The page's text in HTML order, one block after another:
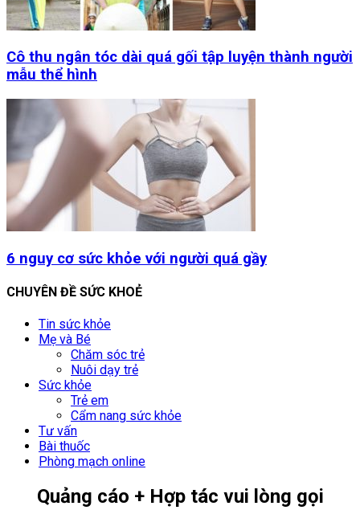
Cô thu ngân tóc dài quá gối tập luyện thành người
mẫu thể hình
6 nguy cơ sức khỏe với người quá gầy
CHUYÊN ĐỀ SỨC KHOẺ
Tin sức khỏe
Mẹ và Bé
Chăm sóc trẻ
Nuôi dạy trẻ
Sức khỏe
Trẻ em
Cẩm nang sức khỏe
Tư vấn
Bài thuốc
Phòng mạch online
Quảng cáo + Hợp tác vui lòng gọi